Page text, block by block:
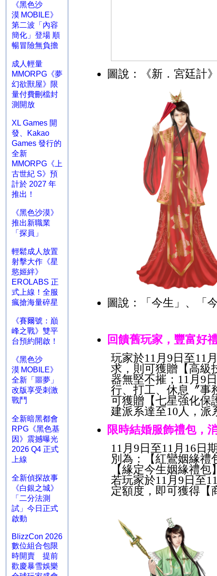
《黑色沙
漠 MOBILE》
第二波「內容
簡化」登場 順
暢冒險無負擔
成人輕量
MMORPG《夢
幻欲獸屋》限
量付費刪檔封
測開放
XL Games 開
發、Kakao
Games 發行的
全新
MMORPG《上
古世紀 S》預
計於 2027 年
推出！
《黑色沙漠》
推出新職業
「探員」
輕鬆成人放置
射擊大作《星
慾姬絆》
EROLABS 正
式上線！全服
瘋搶海量碎星
《賽爾號：巔
峰之戰》雙平
台預約開啟！
《黑色沙
漠 MOBILE》
全新「噩夢」
改版享受刺激
戰鬥
全新暗黑都會
RPG《黑色基
因》震撼曝光
2026 Q4 正式
上線
全新偵探故事
《白銀之城》
「二分法測
試」今日正式
啟動
BlizzCon 2026
數位組合包限
時開賣 提前
歡慶暴雪娛樂
圖說：《新．宮廷計
圖說：「今生」、「
回饋舊玩家，豐富好
玩家於11 月 9 日至11
求，則可獲贈【高級
器無堅不摧； 11 月 9
行、打工、休息〞事
可獲贈 【七星強化保
建派系達至10人，派
限時結婚服飾禮包，
11 月 9 日至11 月 16 日
別為：【紅鸞姻緣禮
【緣定今生姻緣禮
若玩家於11 月 9 日至
定額度，即可獲得【